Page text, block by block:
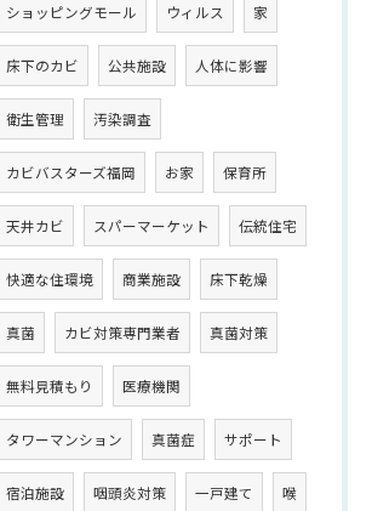
ショッピングモール ウィルス 家
床下のカビ 公共施設 人体に影響
衛生管理 汚染調査
カビバスターズ福岡 お家 保育所
天井カビ スパーマーケット 伝統住宅
快適な住環境 商業施設 床下乾燥
真菌 カビ対策専門業者 真菌対策
無料見積もり 医療機関
タワーマンション 真菌症 サポート
宿泊施設 咽頭炎対策 一戸建て 喉